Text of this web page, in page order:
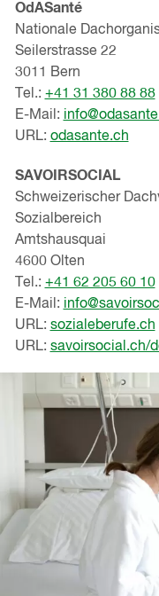
OdASanté
Nationale
Seilerstrasse 22
3011 Bern
Tel.: +41 31 380 88 88
E-Mail:
URL: odasante.ch
SAVOIRSOCIAL
Schweizerischer
Sozialbereich
Amtshausquai
4600 Olten
Tel.: +41 62 205 60 10
E-Mail:
URL: sozialeberufe.ch
URL: savoirsocial.ch/